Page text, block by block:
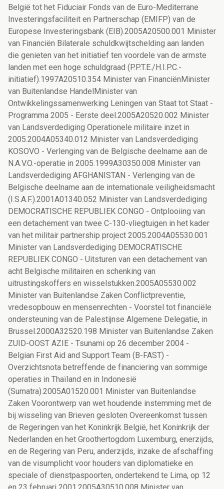
België tot het Fiduciair Fonds van de Euro-Mediterrane
Investeringsfaciliteit en Partnerschap (EMIFP) van de
Europese Investeringsbank (EIB).2005A20500.001 Minister
van Financiën Bilaterale schuldkwijtschelding aan landen
die genieten van het initiatief ten voordele van de armste
landen met een hoge schuldgraad (P.P.T.E./H.I.P.C.-
initiatief).1997A20510.354 Minister van FinanciënMinister
van Buitenlandse HandelMinister van
Ontwikkelingssamenwerking Leningen van Staat tot Staat -
Programma 2005 - Eerste deel.2005A20520.002 Minister
van Landsverdediging Operationele militaire inzet in
2005.2004A05340.012 Minister van Landsverdediging
KOSOVO - Verlenging van de Belgische deelname aan de
N.A.V.O.-operatie in 2005.1999A30350.008 Minister van
Landsverdediging AFGHANISTAN - Verlenging van de
Belgische deelname aan de internationale veiligheidsmacht
(I.S.A.F.).2001A01340.052 Minister van Landsverdediging
DEMOCRATISCHE REPUBLIEK CONGO - Ontplooiing van
een detachement van twee C-130-vliegtuigen in het kader
van het militair partnership project 2005.2004A05530.001
Minister van Landsverdediging DEMOCRATISCHE
REPUBLIEK CONGO - Uitsturen van een detachement van
acht Belgische militairen en schenking van
uitrustingskoffers en wisselstukken.2005A05530.002
Minister van Buitenlandse Zaken Conflictpreventie,
vredesopbouw en mensenrechten - Voorstel tot financiële
ondersteuning van de Palestijnse Algemene Delegatie, in
Brussel.2000A32520.198 Minister van Buitenlandse Zaken
ZUID-OOST AZIE - Tsunami op 26 december 2004 -
Belgian First Aid and Support Team (B-FAST) -
Overzichtsnota betreffende de financiering van sommige
operaties in Thaïland en in Indonesië
(Sumatra).2005A01520.001 Minister van Buitenlandse
Zaken Voorontwerp van wet houdende instemming met de
bij wisseling van Brieven gesloten Overeenkomst tussen
de Regeringen van het Koninkrijk België, het Koninkrijk der
Nederlanden en het Groothertogdom Luxemburg, enerzijds,
en de Regering van Peru, anderzijds, inzake de afschaffing
van de visumplicht voor houders van diplomatieke en
speciale of dienstpaspoorten, ondertekend te Lima, op 12